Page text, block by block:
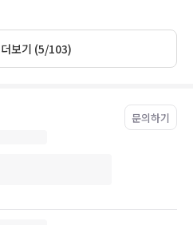
보기 (5/103)
문의하기